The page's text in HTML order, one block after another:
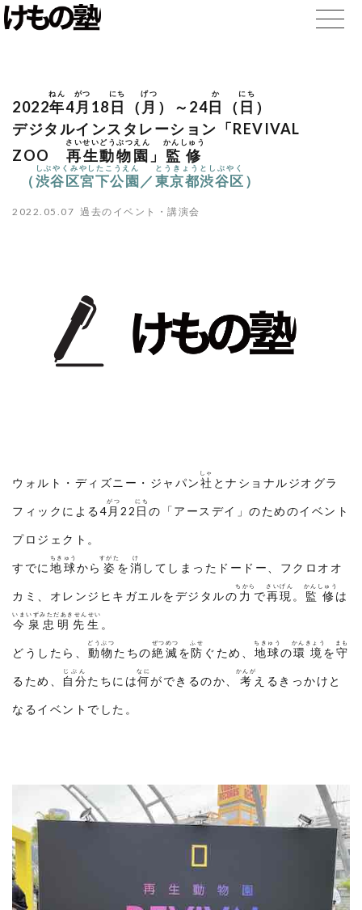
2022年
ねん
4月
がつ
18 日
にち
（ 月
げつ
）～24日
か
（ 日
にち
）
デジタルインスタレーション「REVIVAL
ZOO 再生動物園
さいせいどうぶつえん
」 監修
かんしゅう
（渋谷区宮下公園
しぶやくみやしたこうえん
／東京都渋谷区
とうきょうとしぶやく
）
2022.05.07 過去のイベント・講演会
ウォルト・ディズニー・ジャパン社
しゃ
とナショナルジオグラ
フィックによる4 月
がつ
22 日
にち
の「アースデイ」のためのイベント
プロジェクト。
すでに 地球
ちきゅう
から 姿
すがた
を消
け
してしまったドードー、フクロオオ
カミ、オレンジヒキガエルをデジタルの 力
ちから
で再現
さいげん
。 監修
かんしゅう
は
今泉忠明先生
いまいずみただあきせんせい
。
どうしたら、 動物
どうぶつ
たちの絶滅
ぜつめつ
を防
ふせ
ぐため、 地球
ちきゅう
の環境
かんきょう
を守
まも
るため、 自分
じぶん
たちには何
なに
ができるのか、 考
かんが
えるきっかけと
なるイベントでした。